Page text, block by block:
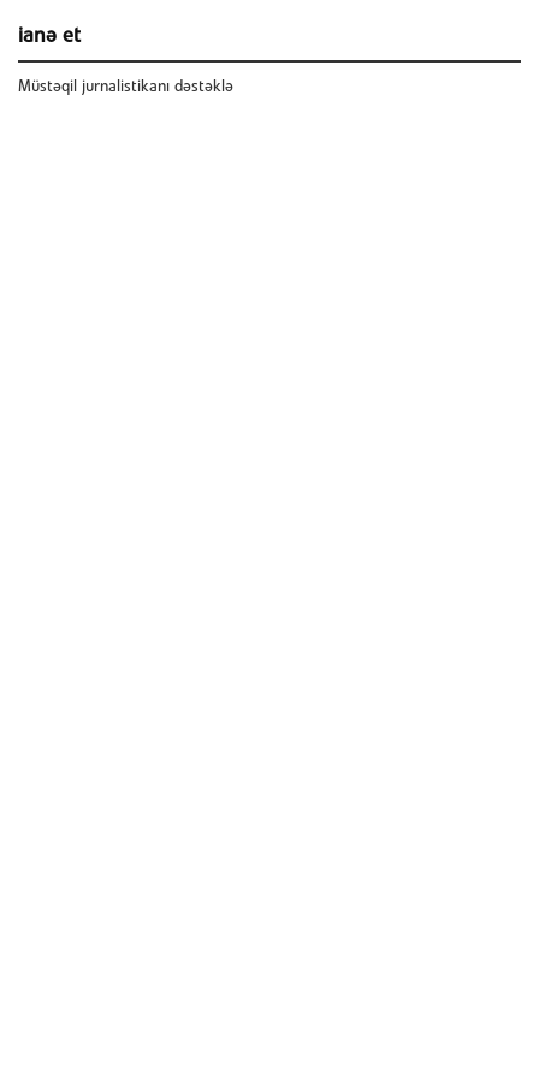
ianə et
Müstəqil jurnalistikanı dəstəklə